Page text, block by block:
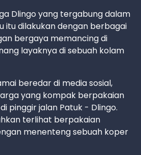
Dlingo yang tergabung dalam
itu dilakukan dengan berbagai
bergaya memancing di
layaknya di sebuah kolam
beredar di media sosial,
yang kompak berpakaian
pinggir jalan Patuk - Dlingo.
terlihat berpakaian
menenteng sebuah koper